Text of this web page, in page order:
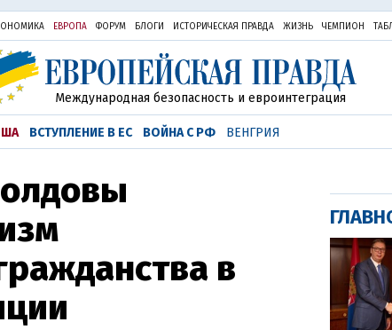
ЕВРОПА ФОРУМ БЛОГИ ИСТОРИЧЕСКАЯ ПРАВДА ЖИЗНЬ ЧЕМПИОН
Международная безопасность и евроинтеграция
ВСТУПЛЕНИЕ В ЕС ВОЙНА С РФ ВЕНГРИЯ
в